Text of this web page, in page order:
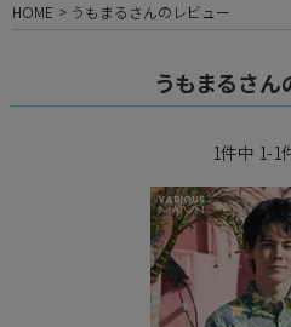
メンズ
HOME うもまるさんのレビュー
うもまるさん
1件中 1-1